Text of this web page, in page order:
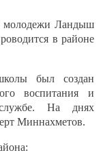
молодежи Ландыш
в районе
был создан
воспитания и
На днях
Миннахметов.